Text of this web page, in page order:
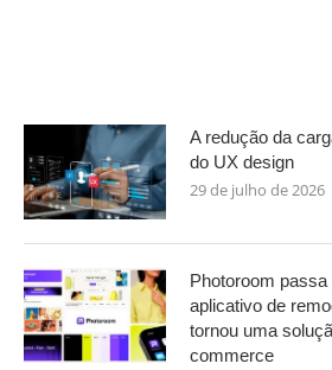
A redução da
do UX design
29 de julho de 2026
Photoroom
aplicativo de
tornou uma
commerce